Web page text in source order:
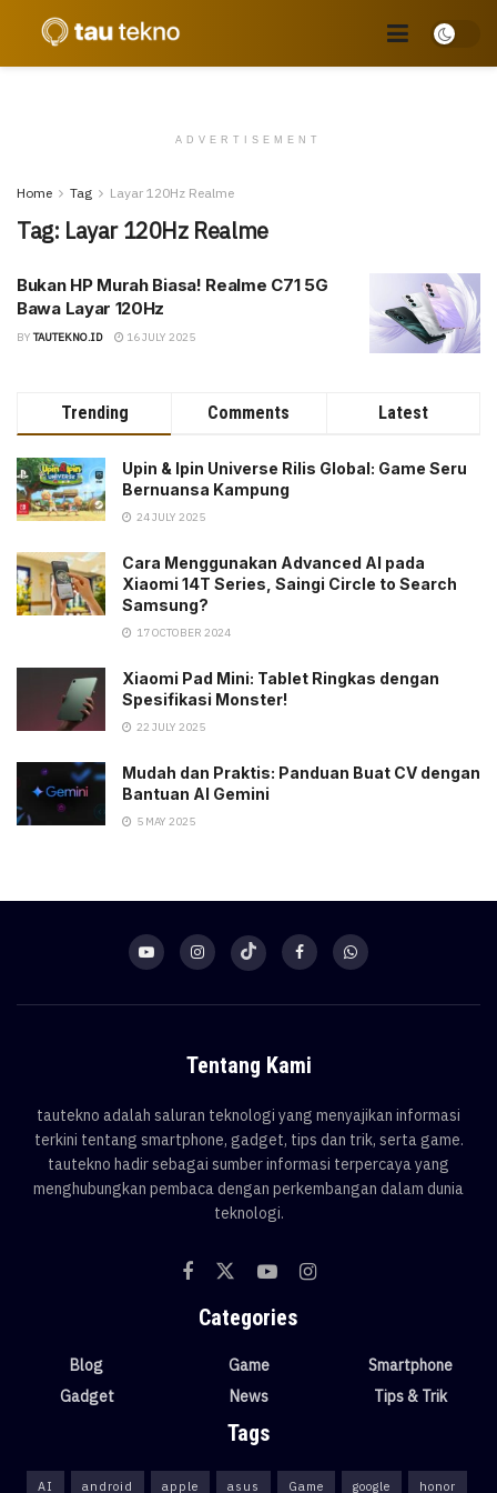
ADVERTISEMENT
Home Tag Layar 120Hz Realme
Tag: Layar 120Hz Realme
Bukan HP Murah Biasa! Realme C71 5G
Bawa Layar 120Hz
BY TAUTEKNO.ID 16 JULY 2025
Trending Comments Latest
Upin & Ipin Universe Rilis Global: Game Seru
Bernuansa Kampung
24 JULY 2025
Cara Menggunakan Advanced AI pada
Xiaomi 14T Series, Saingi Circle to Search
Samsung?
17 OCTOBER 2024
Xiaomi Pad Mini: Tablet Ringkas dengan
Spesifikasi Monster!
22 JULY 2025
Mudah dan Praktis: Panduan Buat CV dengan
Bantuan AI Gemini
5 MAY 2025
Tentang Kami
tautekno adalah saluran teknologi yang menyajikan informasi
terkini tentang smartphone, gadget, tips dan trik, serta game.
tautekno hadir sebagai sumber informasi terpercaya yang
menghubungkan pembaca dengan perkembangan dalam dunia
teknologi.
Categories
Blog
Gadget
Game
News
Smartphone
Tips & Trik
Tags
AI android apple asus Game google honor